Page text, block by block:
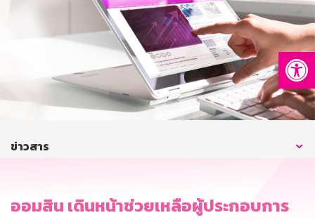
บริการทางการเงิน
ติดต่อเรา
บริการออนไลน์
ข่าวสาร
ออมสิน เดินหน้าช่วยเหลือผู้ประกอบการ